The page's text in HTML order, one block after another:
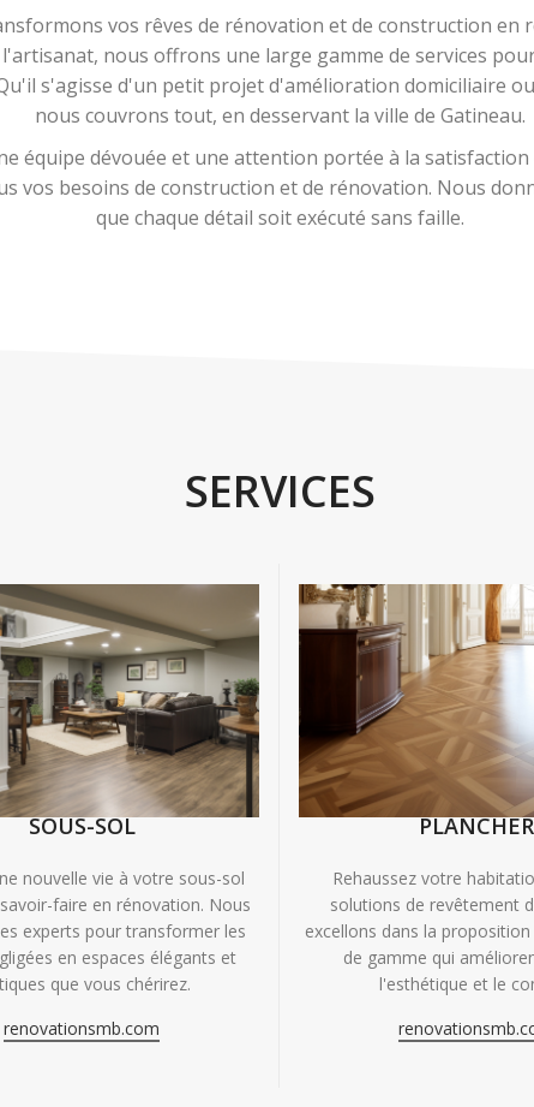
vos rêves de rénovation et de construction en
nous offrons une large gamme de services
s'agisse d'un petit projet d'amélioration domiciliaire
nous couvrons tout, en desservant la ville de Gatineau.
équipe dévouée et une attention portée à la
vos besoins de construction et de rénovation. Nous
que chaque détail soit exécuté sans faille.
SERVICES
SOUS-SOL
nouvelle vie à votre sous-sol
faire en rénovation. Nous
experts pour transformer les
en espaces élégants et
que vous chérirez.
renovationsmb.com
PLANCHER
Rehaussez votre
solutions de revêtement
excellons dans la
de gamme qui
l'esthétique et le